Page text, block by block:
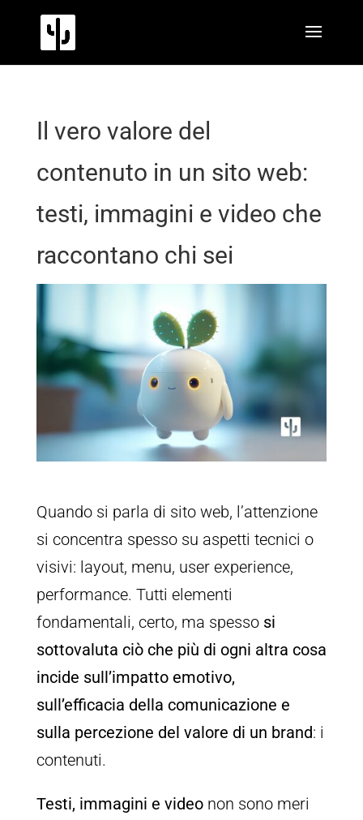
Il vero valore del
contenuto in un sito web:
testi, immagini e video che
raccontano chi sei
Quando si parla di sito web, l’attenzione
si concentra spesso su aspetti tecnici o
visivi: layout, menu, user experience,
performance. Tutti elementi
fondamentali, certo, ma spesso si
sottovaluta ciò che più di ogni altra cosa
incide sull’impatto emotivo,
sull’efficacia della comunicazione e
sulla percezione del valore di un brand: i
contenuti.
Testi, immagini e videonon sono meri